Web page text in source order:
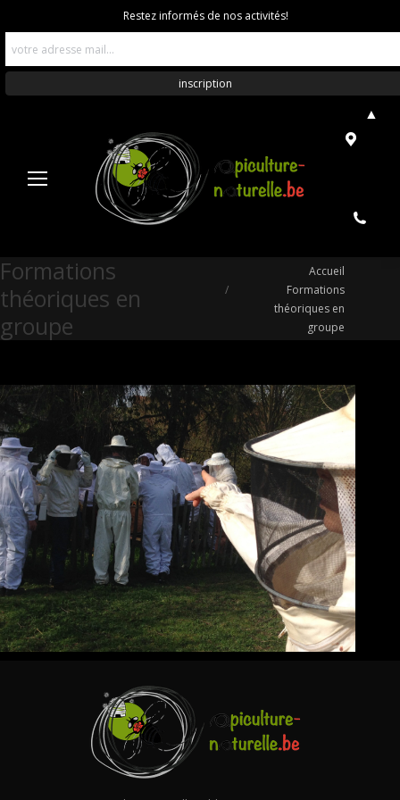
Formations
théoriques en
groupe
Accueil
Formations
théoriques en
groupe
Restez informés de nos activités!
▲